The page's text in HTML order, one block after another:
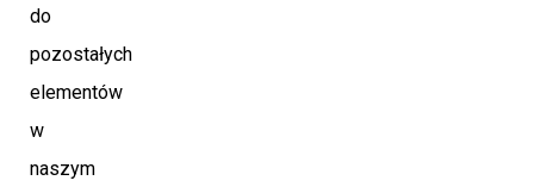
do
pozostałych
elementów
w
naszym